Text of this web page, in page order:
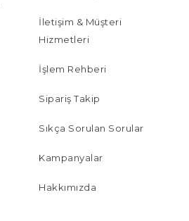
İletişim & Müşteri
Hizmetleri
İşlem Rehberi
Sipariş Takip
Sıkça Sorulan Sorular
Kampanyalar
Hakkımızda